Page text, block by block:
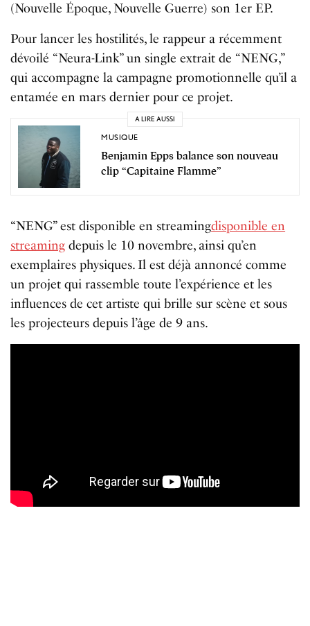
(Nouvelle Époque, Nouvelle Guerre) son 1er EP.
Pour lancer les hostilités, le rappeur a récemment
dévoilé “Neura-Link” un single extrait de “NENG,”
qui accompagne la campagne promotionnelle qu’il a
entamée en mars dernier pour ce projet.
A LIRE AUSSI
MUSIQUE
Benjamin Epps balance son nouveau
clip “Capitaine Flamme”
“NENG” est disponible en streamingdisponible en
streaming depuis le 10 novembre, ainsi qu’en
exemplaires physiques. Il est déjà annoncé comme
un projet qui rassemble toute l’expérience et les
influences de cet artiste qui brille sur scène et sous
les projecteurs depuis l’âge de 9 ans.